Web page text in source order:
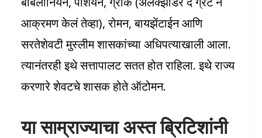
आक्रमण केलं तेव्हा), रोमन, बायझेंटाईन आणि
सरतेशेवटी मुस्लीम शासकांच्या अधिपत्याखाली आला.
त्यानंतरही इथे सत्तापालट सतत होत राहिला. इथे राज्य
करणारे शेवटचे शासक होते ऑटोमन.
या साम्राज्याचा अस्त ब्रिटिशांनी